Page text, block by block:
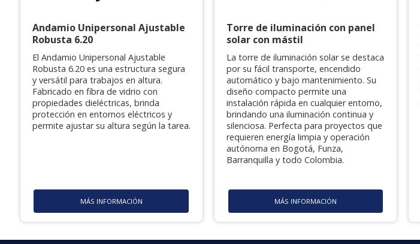
Andamio Unipersonal Ajustable
Robusta 6.20
El Andamio Unipersonal Ajustable
Robusta 6.20 es una estructura segura
y versátil para trabajos en altura.
Fabricado en fibra de vidrio con
propiedades dieléctricas, brinda
protección en entornos eléctricos y
permite ajustar su altura según la tarea.
MÁS INFORMACIÓN
Torre de iluminación con panel
solar con mástil
La torre de iluminación solar se destaca
por su fácil transporte, encendido
automático y bajo mantenimiento. Su
diseño compacto permite una
instalación rápida en cualquier entorno,
brindando una iluminación continua y
silenciosa. Perfecta para proyectos que
requieren energía limpia y operación
autónoma en Bogotá, Funza,
Barranquilla y todo Colombia.
MÁS INFORMACIÓN